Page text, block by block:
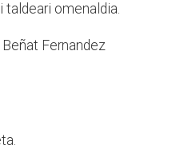
taldeari omenaldia.
Fernandez